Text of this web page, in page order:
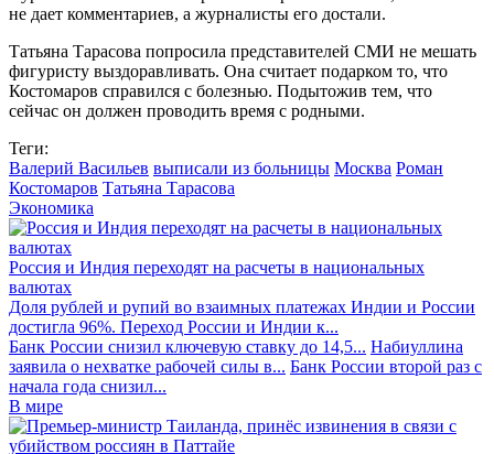
не дает комментариев, а журналисты его достали.
Татьяна Тарасова попросила представителей СМИ не мешать
фигуристу выздоравливать. Она считает подарком то, что
Костомаров справился с болезнью. Подытожив тем, что
сейчас он должен проводить время с родными.
Теги:
Валерий Васильев выписали из больницы Москва Роман
Костомаров Татьяна Тарасова
Экономика
Россия и Индия переходят на расчеты в национальных
валютах
Доля рублей и рупий во взаимных платежах Индии и России
достигла 96%. Переход России и Индии к...
Банк России снизил ключевую ставку до 14,5... Набиуллина
заявила о нехватке рабочей силы в... Банк России второй раз с
начала года снизил...
В мире